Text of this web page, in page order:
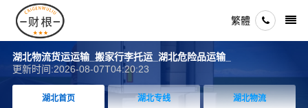
繁體
湖北物流货运运输_搬家行李托运_湖北危险品运输_
更新时间:2026-08-07T04:20:23
湖北首页 湖北专线 湖北物流